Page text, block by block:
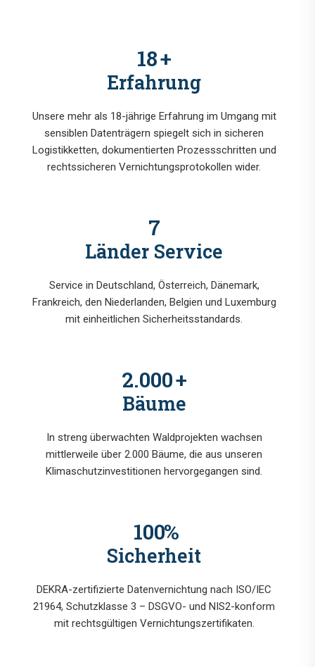
18+
Erfahrung
Unsere mehr als 18-jährige Erfahrung im Umgang mit
sensiblen Datenträgern spiegelt sich in sicheren
Logistikketten, dokumentierten Prozessschritten und
rechtssicheren Vernichtungsprotokollen wider.
7
Länder Service
Service in Deutschland, Österreich, Dänemark,
Frankreich, den Niederlanden, Belgien und Luxemburg
mit einheitlichen Sicherheitsstandards.
2.000+
Bäume
In streng überwachten Waldprojekten wachsen
mittlerweile über 2.000 Bäume, die aus unseren
Klimaschutzinvestitionen hervorgegangen sind.
100%
Sicherheit
DEKRA-zertifizierte Datenvernichtung nach ISO/IEC
21964, Schutzklasse 3 – DSGVO- und NIS2-konform
mit rechtsgültigen Vernichtungszertifikaten.